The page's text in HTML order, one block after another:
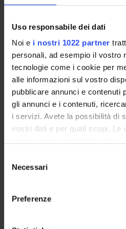
Uso responsabile dei dati
Noi e i nostri 1022 partner
personali, ad esempio il vostro
tecnologie come i cookie per
alle informazioni sul vostro
pubblicare annunci e contenuti
gli annunci e i contenuti,
i servizi. Avete la possibilità di
vostri dati e per quali scopi. Le
modificare o revocare il proprio
momento dalla Dichiarazione
delNecessari
Preferenze
sequenze promotrici dei geni da
ENTI FINANZIATORI:
PRIN VALUTATO
Finanziamento:richiesto
Programma:PRIN
PARTECIPANTI AL PROGETTO
AREE DI RICERCA COINVOLTE